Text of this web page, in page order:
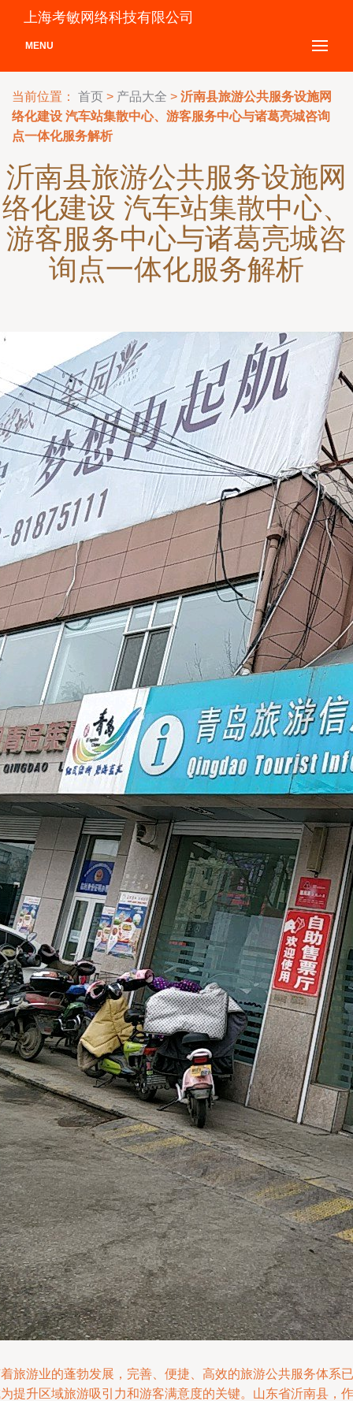
上海考敏网络科技有限公司
MENU
当前位置： 首页 > 产品大全 > 沂南县旅游公共服务设施网
络化建设 汽车站集散中心、游客服务中心与诸葛亮城咨询
点一体化服务解析
沂南县旅游公共服务设施网
络化建设 汽车站集散中心、
游客服务中心与诸葛亮城咨
询点一体化服务解析
旅游业的蓬勃发展，完善、便捷、高效的旅游公共服务体系已
提升区域旅游吸引力和游客满意度的关键。山东省沂南县，作